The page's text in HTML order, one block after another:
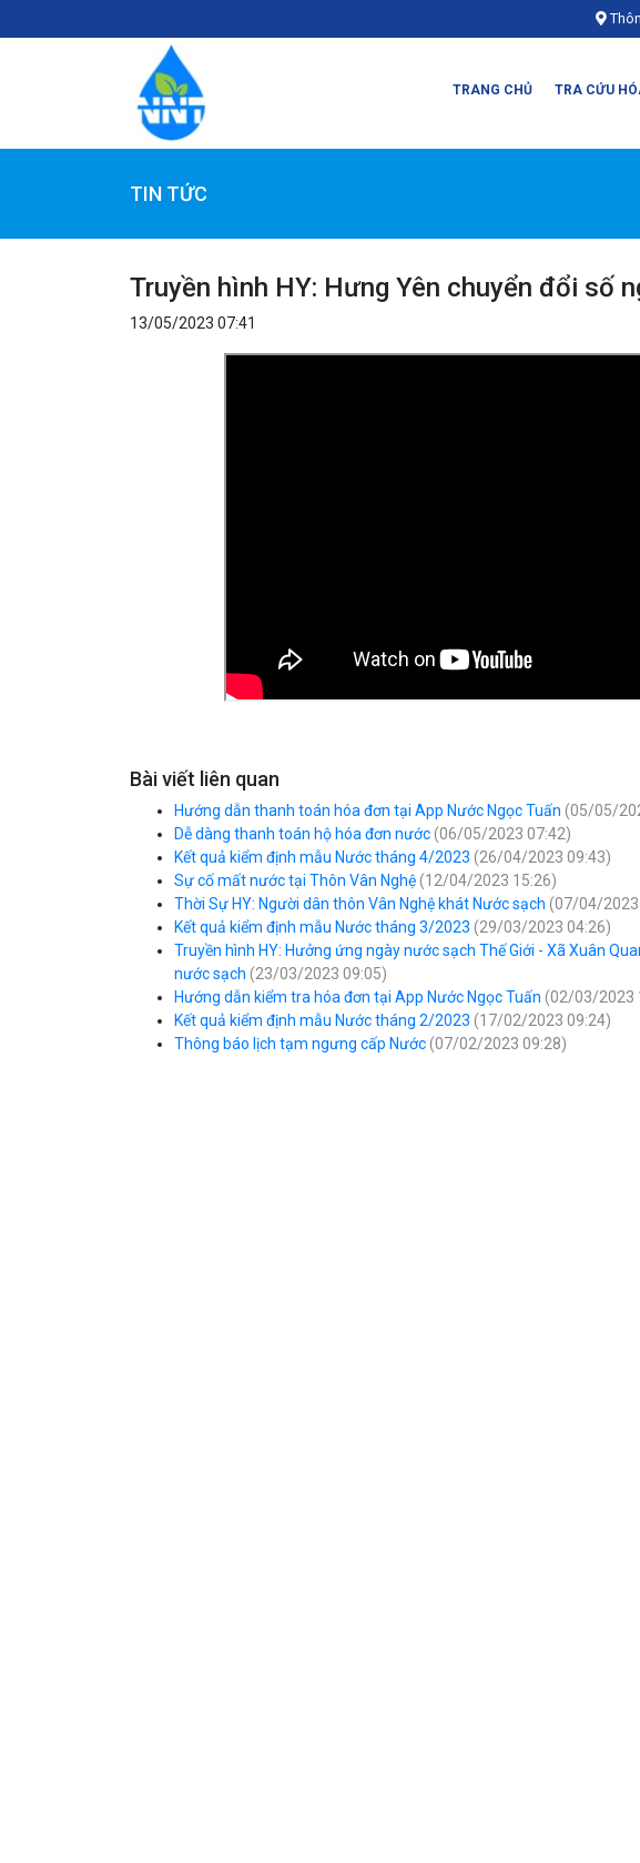
TRANG CHỦ TRA CỨU
TIN TỨC
Truyền hình HY: Hưng Yên chuyển đổi số
13/05/2023 07:41
Bài viết liên quan
Hướng dẫn thanh toán hóa đơn tại App Nước Ngọc Tuấn (05/05/
Dễ dàng thanh toán hộ hóa đơn nước(06/05/2023 07:42)
Kết quả kiểm định mẫu Nước tháng 4/2023 (26/04/2023 09:43)
Sự cố mất nước tại Thôn Vân Nghệ(12/04/2023 15:26)
Thời Sự HY: Người dân thôn Vân Nghệ khát Nước sạch (07/04/2023
Kết quả kiểm định mẫu Nước tháng 3/2023 (29/03/2023 04:26)
Truyền hình HY: Hưởng ứng ngày nước sạch Thế Giới - Xã Xuân
nước sạch (23/03/2023 09:05)
Hướng dẫn kiểm tra hóa đơn tại App Nước Ngọc Tuấn (02/03/2023
Kết quả kiểm định mẫu Nước tháng 2/2023 (17/02/2023 09:24)
Thông báo lịch tạm ngưng cấp Nước(07/02/2023 09:28)